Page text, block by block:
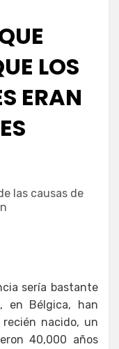
LOS
ERAN
las causas de
sería bastante
en Bélgica, han
nacido, un
40,000 años